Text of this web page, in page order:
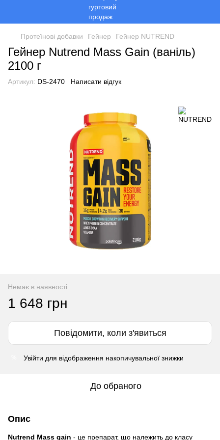
Протеїнові добавки Гейнер Гейнер NUTREND
Гейнер Nutrend Mass Gain (ваніль)
2100 г
Артикул: DS-2470 Написати відгук
Немає в наявності
1 648 грн
Повідомити, коли з'явиться
Увійти для відображення накопичувальної знижки
До обраного
Опис
Nutrend Mass gain - це препарат, що належить до класу